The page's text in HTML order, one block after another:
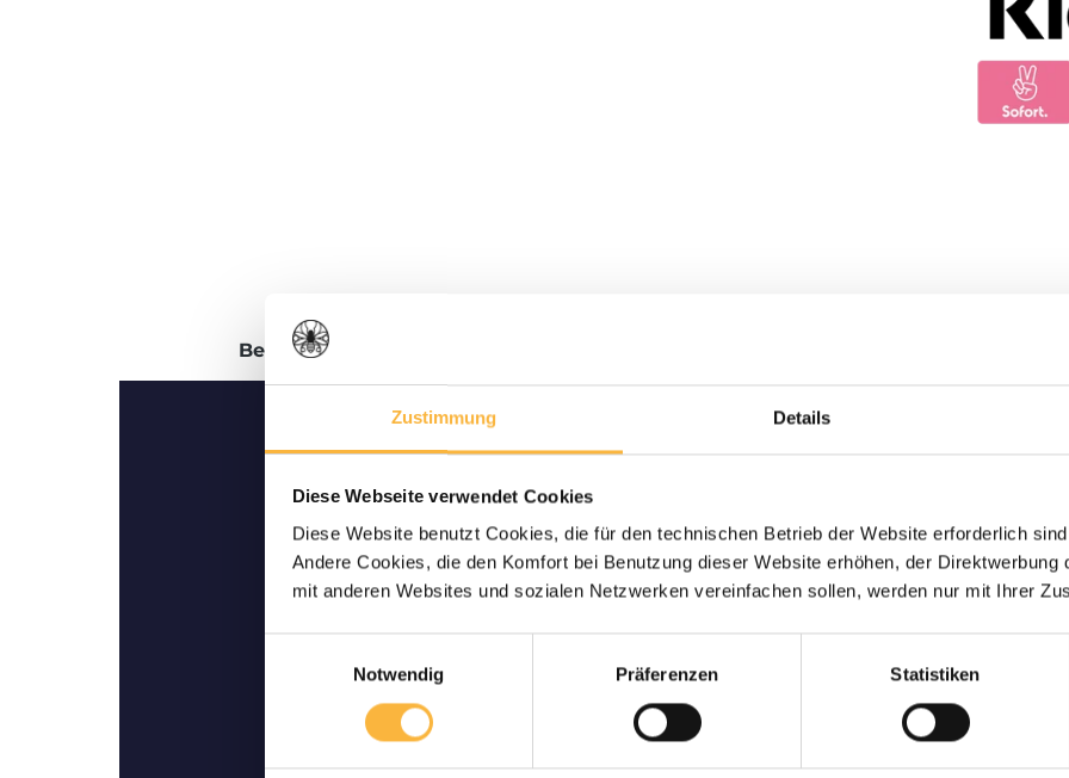
Zustimmung Details
Diese Webseite verwendet Cookies
Diese Website benutzt Cookies, die für den technischen Betrieb der Website erforderlich
Andere Cookies, die den Komfort bei Benutzung dieser Website erhöhen, der Direktwerbung
mit anderen Websites und sozialen Netzwerken vereinfachen sollen, werden nur mit Ihrer
Notwendig
Präferenzen Statistiken
Beschreibung
Lebende Lieferung garantiert
Wir garantieren Ihnen eine lebende und sichere
Nur
Langjähriger
deutschsprachigen
von